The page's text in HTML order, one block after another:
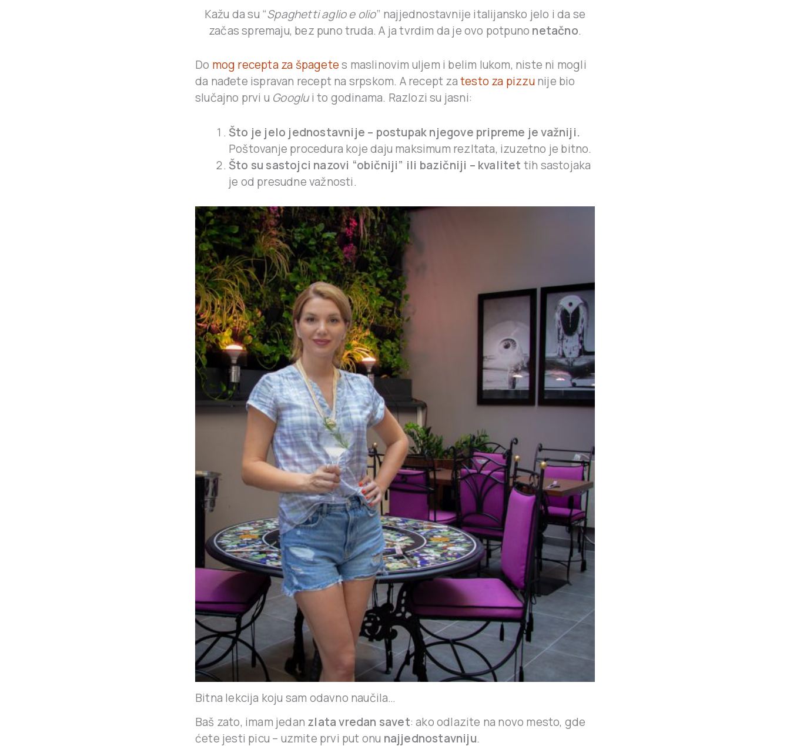
Kažu da su “Spaghetti aglio e olio” najjednostavnije italijansko jelo i da se
začas spremaju, bez puno truda. A ja tvrdim da je ovo potpuno netačno.
Do mog recepta za špagetes maslinovim uljem i belim lukom, niste ni mogli
da nađete ispravan recept na srpskom. A recept zatesto za pizzunije bio
slučajno prvi u Googlui to godinama. Razlozi su jasni:
Što je jelo jednostavnije – postupak njegove pripreme je važniji.
Poštovanje procedura koje daju maksimum rezltata, izuzetno je bitno.
Što su sastojci nazovi “običniji” ili bazičniji – kvalitet tih sastojaka
je od presudne važnosti.
Bitna lekcija koju sam odavno naučila…
Baš zato, imam jedan zlata vredan savet: ako odlazite na novo mesto, gde
ćete jesti picu – uzmite prvi put onu najjednostavniju.